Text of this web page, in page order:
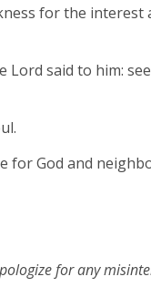
for the interest
said to him:
God and
for any